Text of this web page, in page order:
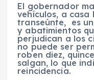
El gobernador
vehículos, a
transeúnte, es
y abatimientos
perjudican a los
no puede ser
roben diez,
salgan, lo que
reincidencia.